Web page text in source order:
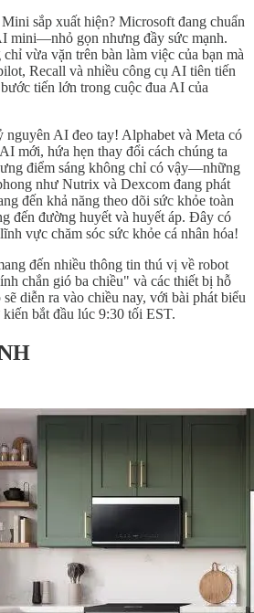
sắp xuất hiện? Microsoft đang chuẩn
mini—nhỏ gọn nhưng đầy sức mạnh.
vừa vặn trên bàn làm việc của bạn mà
Recall và nhiều công cụ AI tiên tiến
tiến lớn trong cuộc đua AI của
nguyên AI đeo tay! Alphabet và Meta có
mới, hứa hẹn thay đổi cách chúng ta
điểm sáng không chỉ có vậy—những
như Nutrix và Dexcom đang phát
đến khả năng theo dõi sức khỏe toàn
đến đường huyết và huyết áp. Đây có
vực chăm sóc sức khỏe cá nhân hóa!
đến nhiều thông tin thú vị về robot
chắn gió ba chiều" và các thiết bị hỗ
diễn ra vào chiều nay, với bài phát biểu
bắt đầu lúc 9:30 tối EST.